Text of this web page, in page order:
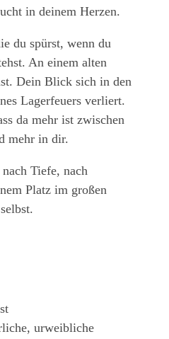
in deinem Herzen.
du spürst, wenn du
An einem alten
Dein Blick sich in den
Lagerfeuers verliert.
da mehr ist zwischen
mehr in dir.
Tiefe, nach
Platz im großen
urweibliche